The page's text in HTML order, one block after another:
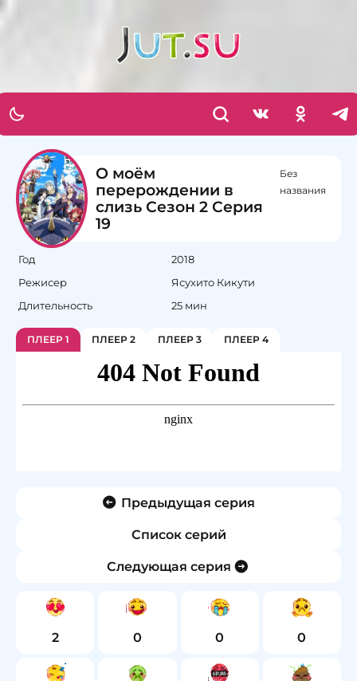
О моём
перерождении в
слизь Сезон 2 Серия
19
Без
названия
Год
2018
Режисер
Ясухито Кикути
Длительность
25 мин
ПЛЕЕР 1 ПЛЕЕР 2 ПЛЕЕР 3 ПЛЕЕР 4
Предыдущая серия
Список серий
Следующая серия
2 0 0 0